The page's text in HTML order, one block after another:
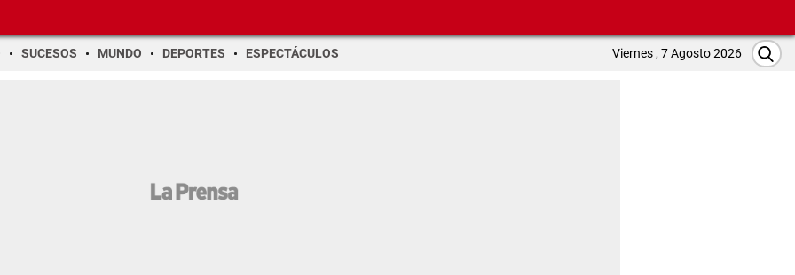
SUCESOS MUNDO DEPORTES ESPECTÁCULOS Viernes , 7 Agosto 2026